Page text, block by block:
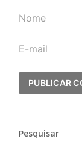
Pesquisar